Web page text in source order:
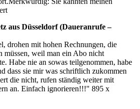
aus Düsseldorf (Daueranrufe –
drohen mit hohen Rechnungen, die
müssen, weil man ein Abo nicht
Habe nie an sowas teilgenommen, habe
dass sie mir was schriftlich zukommen
die nicht, rufen ständig weiter mit
an. Einfach ignorieren!!!" 895 x